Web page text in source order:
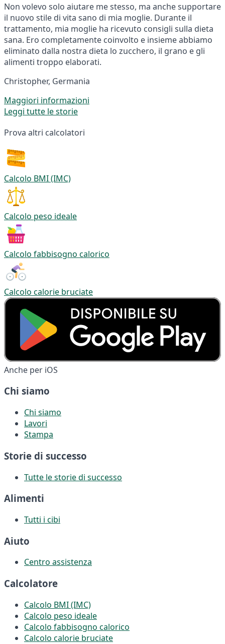
Non volevo solo aiutare me stesso, ma anche supportare
il nuovo stile di vita sano di mia moglie. Durante il
trattamento, mia moglie ha ricevuto consigli sulla dieta
sana. Ero completamente coinvolto e insieme abbiamo
eliminato dalla nostra dieta lo zucchero, il grano e gli
alimenti troppo elaborati.
Christopher, Germania
Maggiori informazioni
Leggi tutte le storie
Prova altri calcolatori
Calcolo BMI (IMC)
Calcolo peso ideale
Calcolo fabbisogno calorico
Calcolo calorie bruciate
Anche per iOS
Chi siamo
Chi siamo
Lavori
Stampa
Storie di successo
Tutte le storie di successo
Alimenti
Tutti i cibi
Aiuto
Centro assistenza
Calcolatore
Calcolo BMI (IMC)
Calcolo peso ideale
Calcolo fabbisogno calorico
Calcolo calorie bruciate